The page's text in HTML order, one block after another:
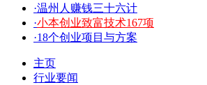
·温州人赚钱三十六计
·小本创业致富技术167项
·18个创业项目与方案
主页
行业要闻